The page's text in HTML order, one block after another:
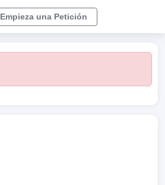
Empieza una Petición